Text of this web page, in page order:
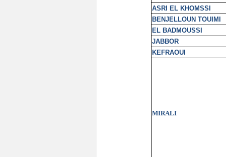
ASRI EL KHOMSSI
BENJELLOUN TOUIMI
EL BADMOUSSI
JABBOR
KEFRAOUI
MIRALI